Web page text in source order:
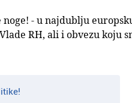
noge! - u najdublju
RH, ali i obvezu koju